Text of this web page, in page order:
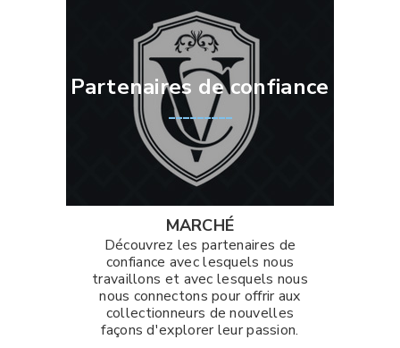
Partenaires de confiance
_________
MARCHÉ
Découvrez les partenaires de
confiance avec lesquels nous
travaillons et avec lesquels nous
nous connectons pour offrir aux
collectionneurs de nouvelles
façons d'explorer leur passion.